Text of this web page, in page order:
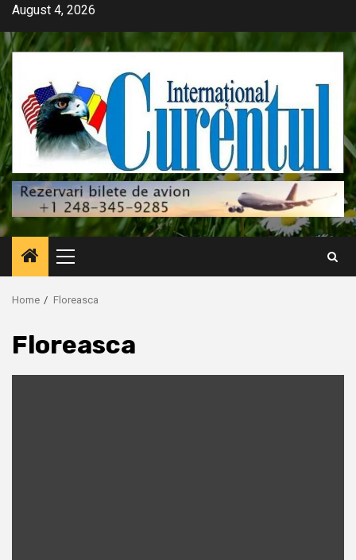
Skip
content
August 4, 2026
Primary
Menu
Home Floreasca
Floreasca